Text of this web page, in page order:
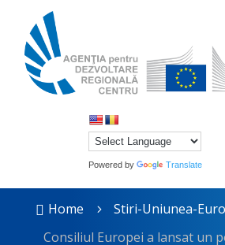
Powered by Translate
 Home 5 Stiri-Uniunea-
Consiliul Europei a lansat un